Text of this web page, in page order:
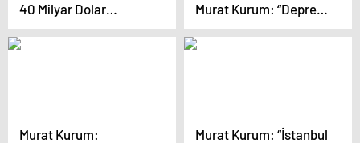
40 Milyar Dolar
Harcadım Dedi mi Peki
O Yük Olmadı… Ülkenin
Murat Kurum: “Deprem
dönüşümü terörle
mücadele kadar
Murat Kurum:
Murat Kurum: “İstanbul